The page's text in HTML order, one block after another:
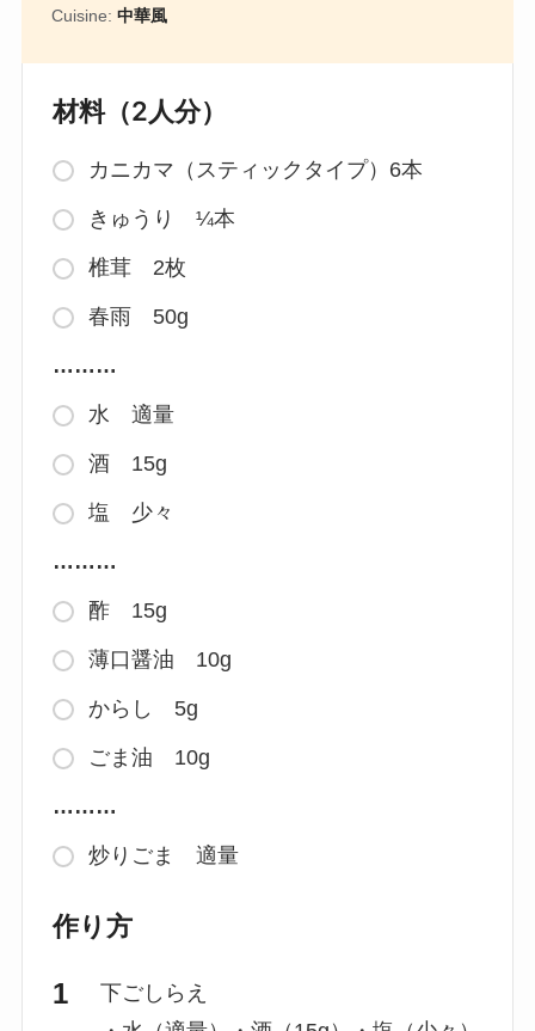
Cuisine: 中華風
材料（2人分）
カニカマ（スティックタイプ）6本
きゅうり ¼本
椎茸 2枚
春雨 50g
………
水 適量
酒 15g
塩 少々
………
酢 15g
薄口醤油 10g
からし 5g
ごま油 10g
………
炒りごま 適量
作り方
下ごしらえ